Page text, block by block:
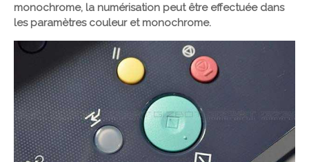
monochrome, la numérisation peut être effectuée dans
les paramètres couleur et monochrome.